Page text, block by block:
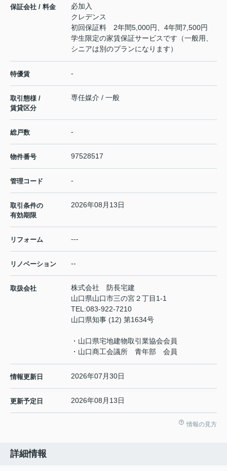
保証会社 / 料金
必加入
クレデンス
初回保証料 2年間5,000円、4年間7,500円
学生限定の家賃保証サービスです（一般用、
シニアは別のプランになります）
特優賃 -
取引態様 /
賃貸区分
専任媒介 / 一般
総戸数 -
物件番号 97528517
管理コード -
取引条件の
有効期限
2026年08月13日
リフォーム ---
リノベーション --
取扱会社
株式会社 防長宅建
山口県山口市三の宮２丁目1-1
TEL:083-922-7210
山口県知事 (12) 第1634号
・山口県宅地建物取引業協会会員
・山口商工会議所 青年部 会員
情報更新日 2026年07月30日
更新予定日 2026年08月13日
情報の見方
詳細情報